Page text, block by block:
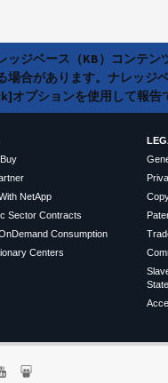
ジベース（KB）コンテ
合があります。ナレッ
プションを使用して報告
NetApp
Sector Contracts
Consumption
Centers